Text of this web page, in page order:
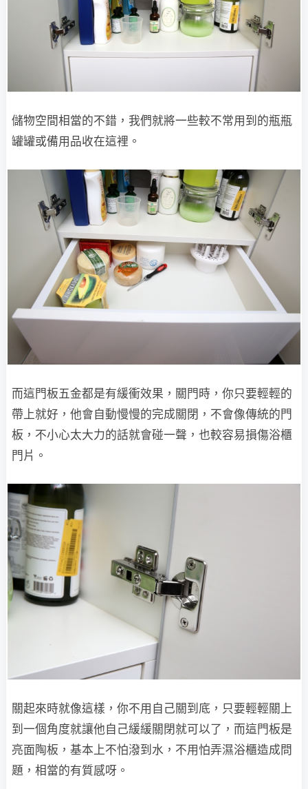
儲物空間相當的不錯，我們就將一些較不常用到的瓶瓶
罐罐或備用品收在這裡。
而這門板五金都是有緩衝效果，關門時，你只要輕輕的
帶上就好，他會自動慢慢的完成關閉，不會像傳統的門
板，不小心太大力的話就會碰一聲，也較容易損傷浴櫃
門片。
關起來時就像這樣，你不用自己關到底，只要輕輕關上
到一個角度就讓他自己緩緩關閉就可以了，而這門板是
亮面陶板，基本上不怕潑到水，不用怕弄濕浴櫃造成問
題，相當的有質感呀。